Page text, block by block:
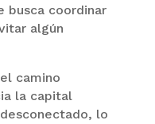
busca coordinar
algún
camino
la capital
lo